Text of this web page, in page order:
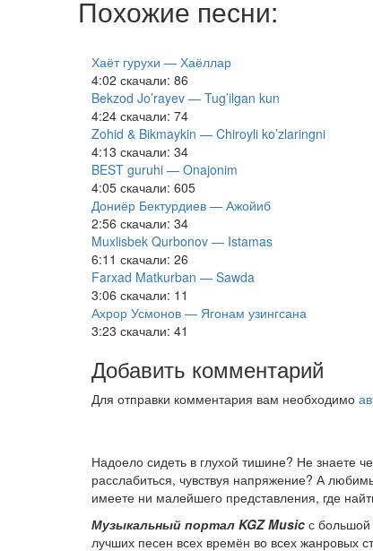
Похожие песни:
Хаёт гурухи — Хаёллар
4:02 скачали: 86
Bekzod Jo’rayev — Tug’ilgan kun
4:24 скачали: 74
Zohid & Bikmaykin — Chiroyli ko’zlaringni
4:13 скачали: 34
BEST guruhi — Onajonim
4:05 скачали: 605
Дониёр Бектурдиев — Ажойиб
2:56 скачали: 34
Muxlisbek Qurbonov — Istamas
6:11 скачали: 26
Farxad Matkurban — Sawda
3:06 скачали: 11
Ахрор Усмонов — Ягонам узингсана
3:23 скачали: 41
Добавить комментарий
Для отправки комментария вам необходимо
Надоело сидеть в глухой тишине? Не знаете
расслабиться, чувствуя напряжение? А
имеете ни малейшего представления, где
Музыкальный портал KGZ Music с большой
лучших песен всех времён во всех жанровых